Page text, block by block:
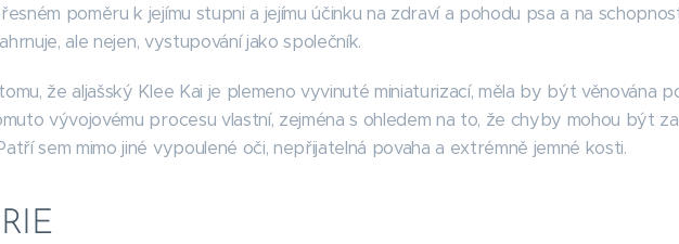
poměru k jejímu stupni a jejímu účinku na zdraví a pohodu psa a na
ale nejen, vystupování jako společník.
že aljašský Klee Kai je plemeno vyvinuté miniaturizací, měla by být věnována
vývojovému procesu vlastní, zejména s ohledem na to, že chyby mohou být
sem mimo jiné vypoulené oči, nepřijatelná povaha a extrémně jemné kosti.